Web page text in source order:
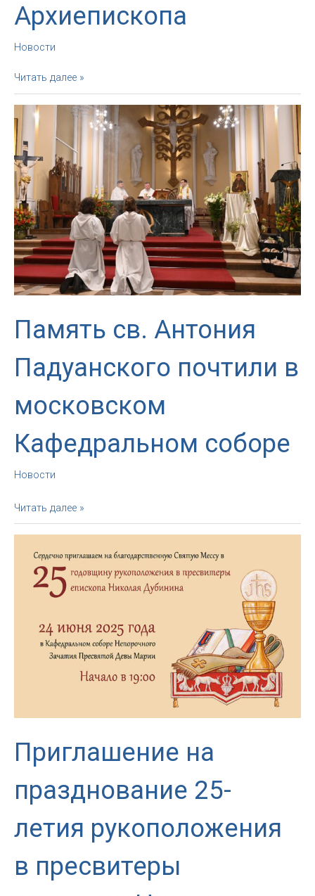
Архиепископа
Новости
Воскресное
благословение
от
Архиепископа
Читать далее »
Память св. Антония
Падуанского почтили в
московском
Кафедральном соборе
Новости
Память
св.
Антония
Падуанского
почтили
московском
соборе
Читать далее »
Приглашение на
празднование 25-
летия рукоположения
в пресвитеры